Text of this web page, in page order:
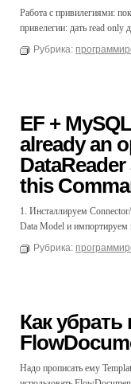
Работа с привилегиями:
привелегии: дать read only
Рубрика:
EF +
already an
this
1. Инсталлируем
Data Model и импортируем
Рубрика:
Как убрать
Надо прописать ему